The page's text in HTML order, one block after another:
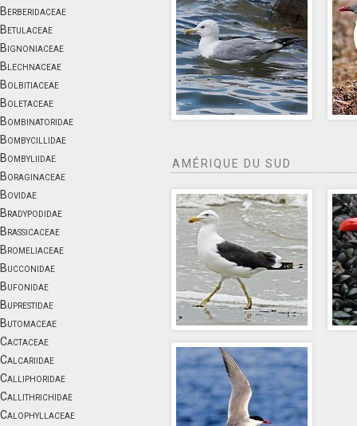
Berberidaceae
Betulaceae
Bignoniaceae
Blechnaceae
Bolbitiaceae
Boletaceae
Bombinatoridae
Bombycillidae
Bombyliidae
Boraginaceae
Bovidae
Bradypodidae
Brassicaceae
Bromeliaceae
Bucconidae
Bufonidae
Buprestidae
Butomaceae
Cactaceae
Calcariidae
Calliphoridae
Callithrichidae
Calophyllaceae
AMÉRIQUE DU SUD